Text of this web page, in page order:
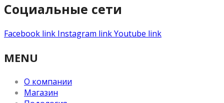
Социальные сети
Facebook link Instagram linkYoutube link
MENU
О компании
Магазин